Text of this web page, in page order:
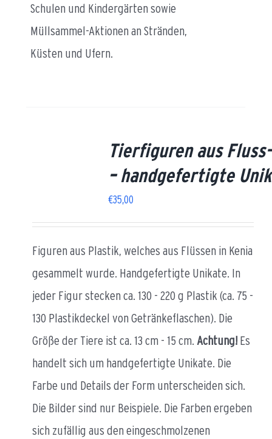
Schulen und Kindergärten sowie
Müllsammel-Aktionen an Stränden,
Küsten und Ufern.
Tierfiguren aus
– handgefertigte
€35,00
Figuren aus Plastik, welches aus Flüssen in Kenia
gesammelt wurde. Handgefertigte Unikate. In
jeder Figur stecken ca. 130 - 220 g Plastik (ca. 75 -
130 Plastikdeckel von Getränkeflaschen). Die
Größe der Tiere ist ca. 13 cm - 15 cm. Achtung! Es
handelt sich um handgefertigte Unikate. Die
Farbe und Details der Form unterscheiden sich.
Die Bilder sind nur Beispiele. Die Farben ergeben
sich zufällig aus den eingeschmolzenen